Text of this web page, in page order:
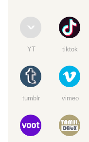
YT tiktok
tumblr vimeo